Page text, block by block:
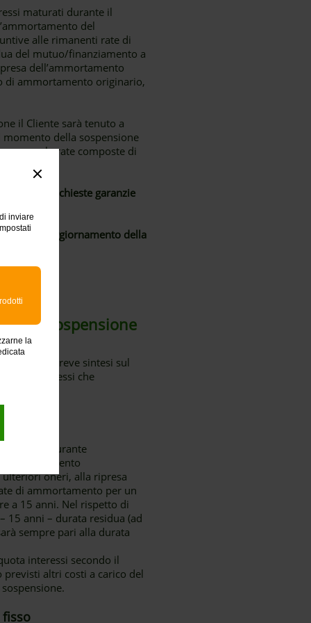
inviare
la
maturati durante il
del
alle rimanenti rate di
del mutuo/finanziamento a
dell’ammortamento
di ammortamento originario,
il Cliente sarà tenuto a
della sospensione
pagare le rate composte di
né sono richieste garanzie
(es: per aggiornamento della
di sospensione
una breve sintesi sul
degli interessi che
e durante
al momento
ulteriori oneri, alla ripresa
di ammortamento per un
a 15 anni. Nel rispetto di
15 anni – durata residua (ad
sempre pari alla durata
interessi secondo il
altri costi a carico del
fisso